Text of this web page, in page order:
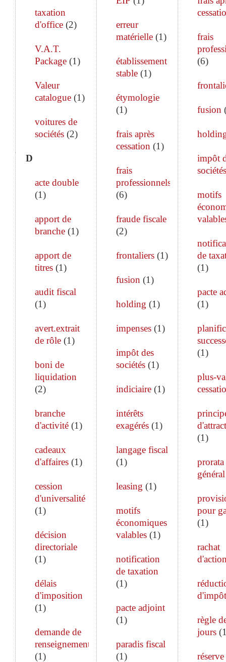
taxation
d'office (2)
V.A.T.
Package (1)
Valeur
catalogue (1)
voitures de
sociétés (2)
D
acte double
(1)
apport de
branche (1)
apport de
titres (1)
audit fiscal
(1)
avert.extrait
de rôle (1)
boni de
liquidation
(2)
branche
d'activité (1)
cadeaux
d'affaires (1)
cession
d'universalité
(1)
décision
directoriale
(1)
délais
d'imposition
(1)
demande de
renseignements
(1)
erreur
matérielle(1)
établissement
stable(1)
étymologie
(1)
frais après
cessation (1)
frais
professionnels
(6)
fraude fiscale
(2)
frontaliers(1)
fusion (1)
holding (1)
impenses(1)
impôt des
sociétés(1)
indiciaire(1)
intérêts
exagérés(1)
langage fiscal
(1)
leasing (1)
motifs
économiques
valables(1)
notification
de taxation
(1)
pacte adjoint
(1)
paradis fiscal
(1)
frais
(6)
fusion
impôt
sociétés
motifs
de
(1)
pacte
(1)
(1)
plus-
(1)
prorata
général
pour
(1)
rachat
d'impôt
règle
jours(